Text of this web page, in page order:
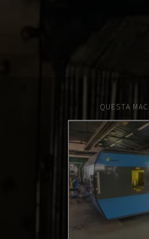
QUESTA